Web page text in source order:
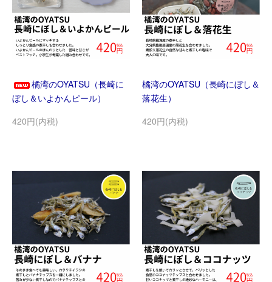
橘湾のOYATSU（長崎に
ぼし＆いよかんピール）
420円(内税)
橘湾のOYATSU（長崎にぼし＆
落花生）
420円(内税)